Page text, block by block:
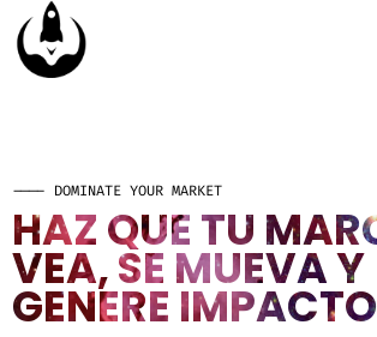
---- DOMINATE YOUR MARKET
HAZ QUE TU
VEA, SE MUEVA Y
GENERE IMPACTO